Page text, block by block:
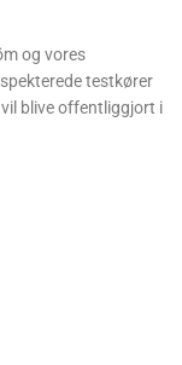
og vores
testkører
blive offentliggjort i